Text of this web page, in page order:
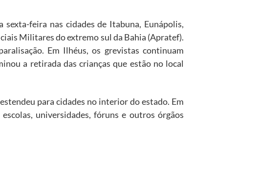
feira nas cidades de Itabuna, Eunápolis,
Militares do extremo sul da Bahia (Apratef).
Em Ilhéus, os grevistas continuam
a retirada das crianças que estão no local
para cidades no interior do estado. Em
universidades, fóruns e outros órgãos